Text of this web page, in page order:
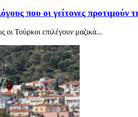
που οι γείτονες προτιμούν
οι Τούρκοι επιλέγουν μαζικά...